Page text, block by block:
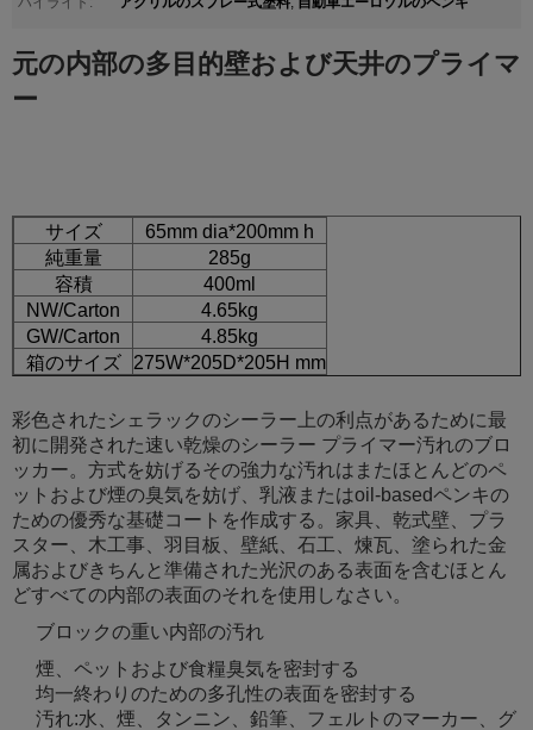
元の内部の多目的壁および天井のプライマ
ー
サイズ
65mm dia*200mm h
純重量
285g
容積
400ml
NW/Carton
4.65kg
GW/Carton
4.85kg
箱のサイズ
275W*205D*205H mm
彩色されたシェラックのシーラー上の利点があるために最
初に開発された速い乾燥のシーラー プライマー汚れのブロ
ッカー。方式を妨げるその強力な汚れはまたほとんどのペ
ットおよび煙の臭気を妨げ、乳液またはoil-basedペンキの
ための優秀な基礎コートを作成する。家具、乾式壁、プラ
スター、木工事、羽目板、壁紙、石工、煉瓦、塗られた金
属およびきちんと準備された光沢のある表面を含むほとん
どすべての内部の表面のそれを使用しなさい。
ブロックの重い内部の汚れ
煙、ペットおよび食糧臭気を密封する
均一終わりのための多孔性の表面を密封する
汚れ:水、煙、タンニン、鉛筆、フェルトのマーカー、グ